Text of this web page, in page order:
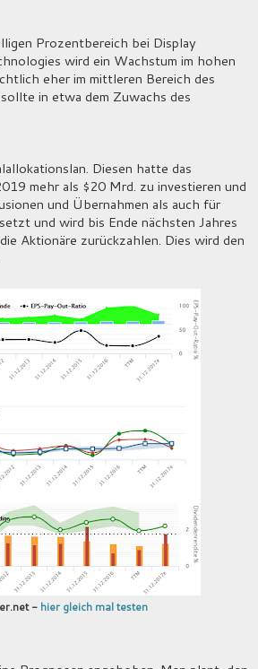
Prozentbereich bei Display
wird ein Wachstum im hohen
eher im mittleren Bereich des
in etwa dem Zuwachs des
Diesen hatte das
mehr als $20 Mrd. zu investieren und
und Übernahmen als auch für
und wird bis Ende nächsten Jahres
Aktionäre zurückzahlen. Dies wird den
- hier gleich mal testen